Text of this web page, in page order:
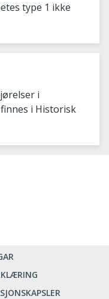
type 1 ikke
i
i Historisk